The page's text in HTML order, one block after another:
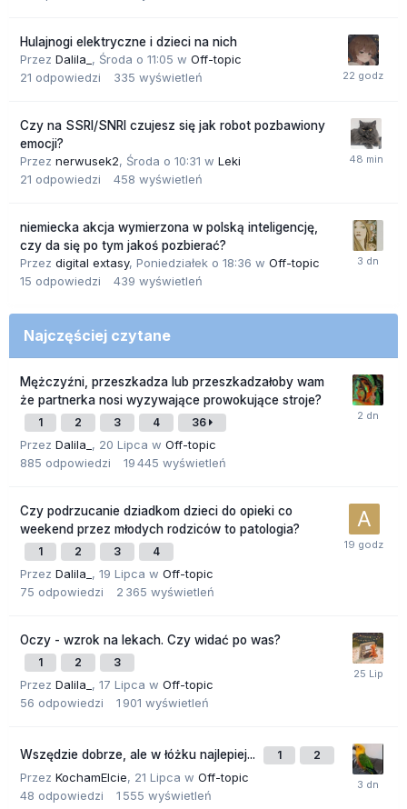
Hulajnogi elektryczne i dzieci na nich
Przez Dalila_ , Środa o 11:05 w Off-topic
21 odpowiedzi 335 wyświetleń
Czy na SSRI/SNRI czujesz się jak robot pozbawiony
emocji?
Przez nerwusek2, Środa o 10:31 w Leki
21 odpowiedzi 458 wyświetleń
niemiecka akcja wymierzona w polską inteligencję,
czy da się po tym jakoś pozbierać?
Przez digital extasy, Poniedziałek o 18:36 w Off-topic
15 odpowiedzi 439 wyświetleń
Najczęściej czytane
Mężczyźni, przeszkadza lub przeszkadzałoby wam
że partnerka nosi wyzywające prowokujące stroje?
1 2 3 4 36
Przez Dalila_ , 20 Lipca w Off-topic
885 odpowiedzi 19 445 wyświetleń
Czy podrzucanie dziadkom dzieci do opieki co
weekend przez młodych rodziców to patologia?
1 2 3 4
Przez Dalila_ , 19 Lipca w Off-topic
75 odpowiedzi 2 365 wyświetleń
Oczy - wzrok na lekach. Czy widać po was?
1 2 3
Przez Dalila_ , 17 Lipca w Off-topic
56 odpowiedzi 1 901 wyświetleń
Wszędzie dobrze, ale w łóżku najlepiej... 1 2
Przez KochamElcie, 21 Lipca w Off-topic
48 odpowiedzi 1 555 wyświetleń